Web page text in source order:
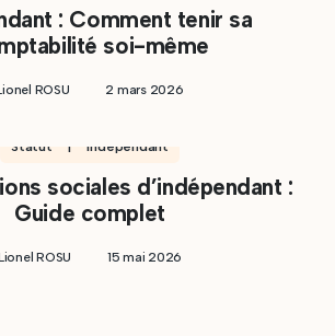
: Comment tenir sa
soi-même
ROSU 2 mars 2026
Statut | Indépendant
sociales d’indépendant :
Guide complet
ROSU 15 mai 2026